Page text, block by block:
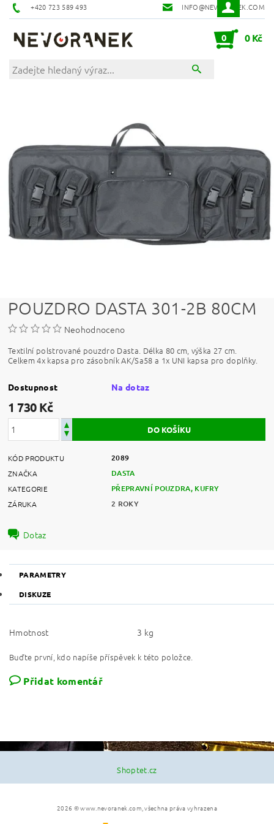
+420 723 589 493 INFO@NEVORANEK.COM
0 0 Kč
POUZDRO DASTA 301-2B 80CM
Neohodnoceno
Textilní polstrované pouzdro Dasta. Délka 80 cm, výška 27 cm.
Celkem 4x kapsa pro zásobník AK/Sa58 a 1x UNI kapsa pro doplňky.
Dostupnost Na dotaz
1 730 Kč
KÓD PRODUKTU 2089
ZNAČKA DASTA
KATEGORIE PŘEPRAVNÍ POUZDRA, KUFRY
ZÁRUKA 2 ROKY
Dotaz
PARAMETRY
DISKUZE
Hmotnost 3 kg
Buďte první, kdo napíše příspěvek k této položce.
Přidat komentář
Shoptet.cz
2026 © www.nevoranek.com, všechna práva vyhrazena